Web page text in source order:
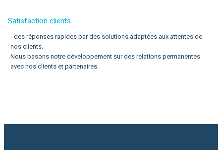
Satisfaction clients
- des réponses rapides par des solutions adaptées aux attentes de
nos clients.
Nous basons notre développement sur des relations permanentes
avec nos clients et partenaires.